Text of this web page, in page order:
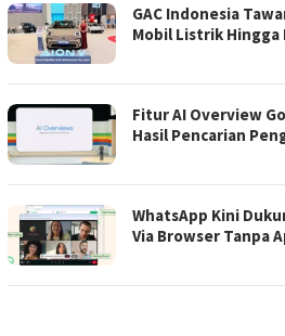
GAC Indonesia
Mobil Listrik Hingga
Fitur AI Overview
Hasil Pencarian
WhatsApp Kini
Via Browser Tanpa